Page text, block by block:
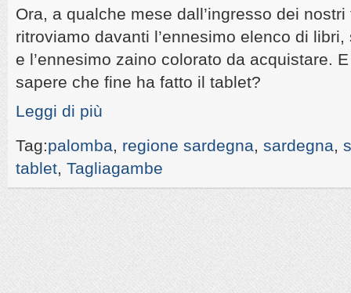
Ora, a qualche mese dall’ingresso dei
ritroviamo davanti l’ennesimo elenco di
e l’ennesimo zaino colorato da acquistare.
sapere che fine ha fatto il tablet?
Leggi di più
Tag:palomba, regione sardegna, sardegna,
tablet, Tagliagambe